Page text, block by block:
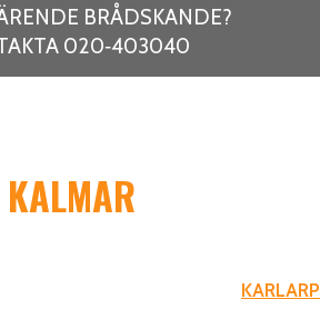
BRÅDSKANDE?
020‑403040
KALMAR
KARLARP